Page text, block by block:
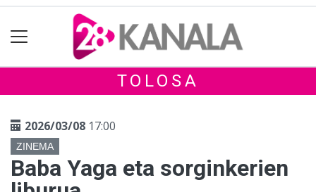
TOLOSA
2026/03/08 17:00
ZINEMA
Baba Yaga eta sorginkerien